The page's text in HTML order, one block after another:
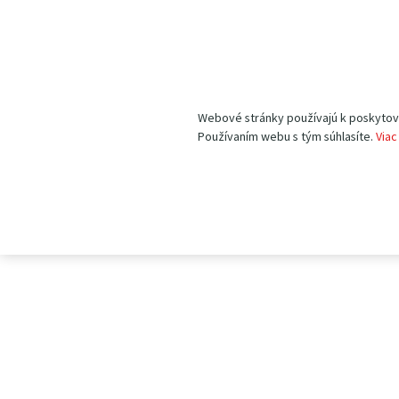
Webové stránky používajú k
Používaním webu s tým súhlasíte.